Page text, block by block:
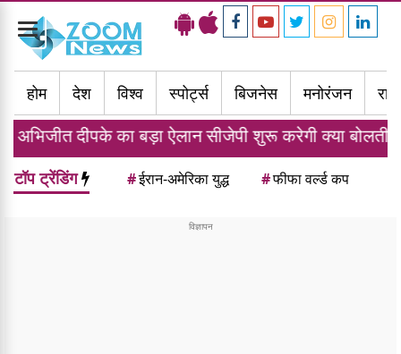
Toggle
navigation
होम
देश विश्व स्पोर्ट्स बिजनेस मनोरंजन
बड़ा ऐलान सीजेपी शुरू करेगी क्या बोलती पब्लिक अभियान
टॉप ट्रेंडिंग #ईरान-अमेरिका युद्ध #फीफा वर्ल्ड कप